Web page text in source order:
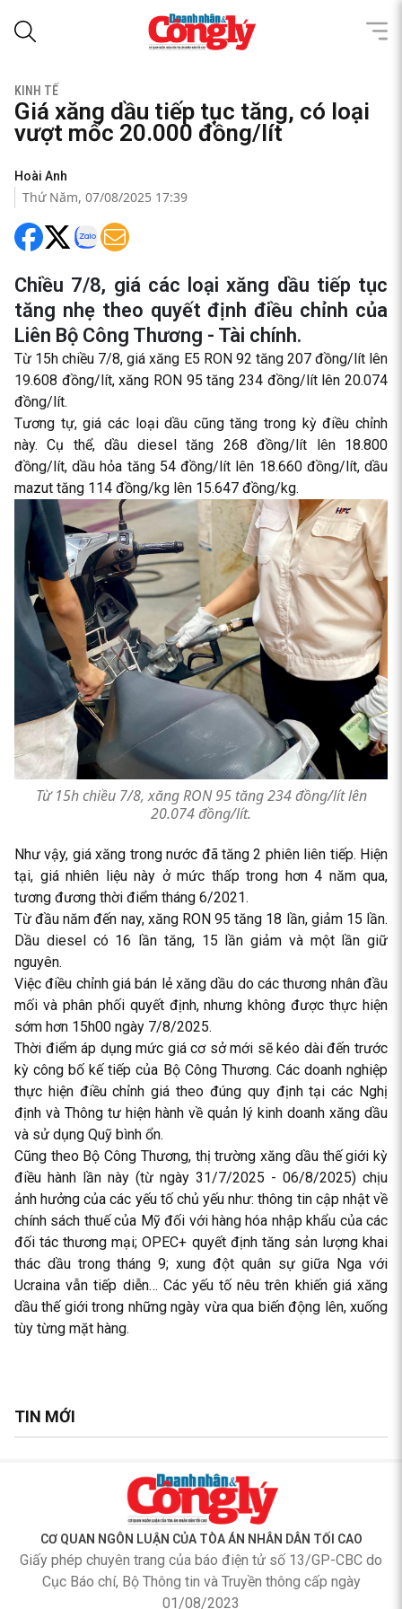
KINH TẾ
Giá xăng dầu tiếp tục tăng, có loại
vượt mốc 20.000 đồng/lít
Hoài Anh
Thứ Năm, 07/08/2025 17:39
Chiều 7/8, giá các loại xăng dầu tiếp tục
tăng nhẹ theo quyết định điều chỉnh của
Liên Bộ Công Thương - Tài chính.
Từ 15h chiều 7/8, giá xăng E5 RON 92 tăng 207 đồng/lít lên
19.608 đồng/lít, xăng RON 95 tăng 234 đồng/lít lên 20.074
đồng/lít.
Tương tự, giá các loại dầu cũng tăng trong kỳ điều chỉnh
này. Cụ thể, dầu diesel tăng 268 đồng/lít lên 18.800
đồng/lít, dầu hỏa tăng 54 đồng/lít lên 18.660 đồng/lít, dầu
mazut tăng 114 đồng/kg lên 15.647 đồng/kg.
Từ 15h chiều 7/8, xăng RON 95 tăng 234 đồng/lít lên
20.074 đồng/lít.
Như vậy, giá xăng trong nước đã tăng 2 phiên liên tiếp. Hiện
tại, giá nhiên liệu này ở mức thấp trong hơn 4 năm qua,
tương đương thời điểm tháng 6/2021.
Từ đầu năm đến nay, xăng RON 95 tăng 18 lần, giảm 15 lần.
Dầu diesel có 16 lần tăng, 15 lần giảm và một lần giữ
nguyên.
Việc điều chỉnh giá bán lẻ xăng dầu do các thương nhân đầu
mối và phân phối quyết định, nhưng không được thực hiện
sớm hơn 15h00 ngày 7/8/2025.
Thời điểm áp dụng mức giá cơ sở mới sẽ kéo dài đến trước
kỳ công bố kế tiếp của Bộ Công Thương. Các doanh nghiệp
thực hiện điều chỉnh giá theo đúng quy định tại các Nghị
định và Thông tư hiện hành về quản lý kinh doanh xăng dầu
và sử dụng Quỹ bình ổn.
Cũng theo Bộ Công Thương, thị trường xăng dầu thế giới kỳ
điều hành lần này (từ ngày 31/7/2025 - 06/8/2025) chịu
ảnh hưởng của các yếu tố chủ yếu như: thông tin cập nhật về
chính sách thuế của Mỹ đối với hàng hóa nhập khẩu của các
đối tác thương mại; OPEC+ quyết định tăng sản lượng khai
thác dầu trong tháng 9; xung đột quân sự giữa Nga với
Ucraina vẫn tiếp diễn… Các yếu tố nêu trên khiến giá xăng
dầu thế giới trong những ngày vừa qua biến động lên, xuống
tùy từng mặt hàng.
TIN MỚI
CƠ QUAN NGÔN LUẬN CỦA TÒA ÁN NHÂN DÂN TỐI CAO
Giấy phép chuyên trang của báo điện tử số 13/GP-CBC do
Cục Báo chí, Bộ Thông tin và Truyền thông cấp ngày
01/08/2023